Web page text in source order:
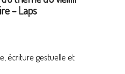
– Laps
écriture gestuelle et